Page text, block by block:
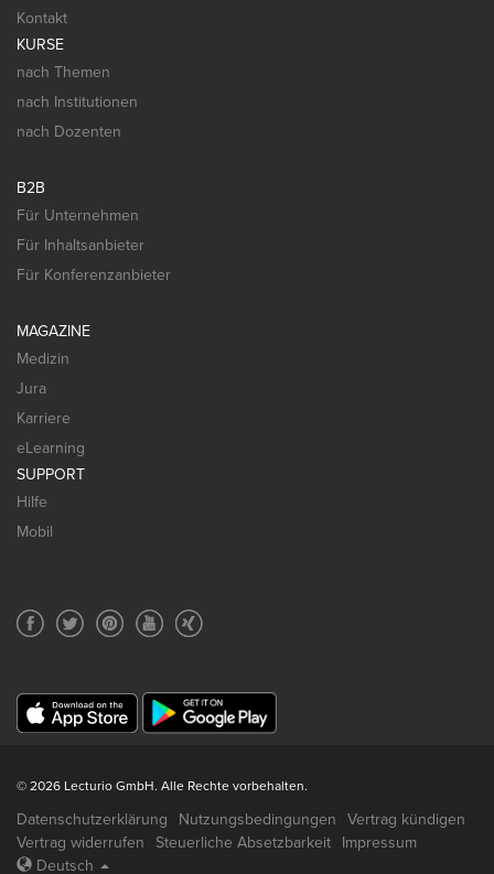
Kontakt
KURSE
nach Themen
nach Institutionen
nach Dozenten
B2B
Für Unternehmen
Für Inhaltsanbieter
Für Konferenzanbieter
MAGAZINE
Medizin
Jura
Karriere
eLearning
SUPPORT
Hilfe
Mobil
© 2026 Lecturio GmbH. Alle Rechte vorbehalten.
Datenschutzerklärung Nutzungsbedingungen
Vertrag kündigen
Vertrag widerrufen
Steuerliche Absetzbarkeit
Impressum
Deutsch